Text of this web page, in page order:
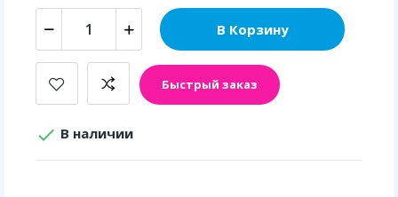
В Корзину
Быстрый заказ
 В наличии